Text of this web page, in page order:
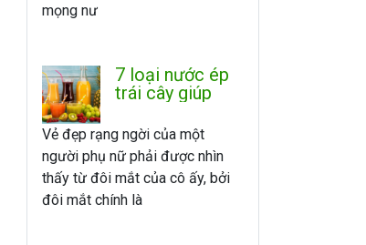
mọng nư
7 loại nước ép
trái cây giúp
anh
Vẻ đẹp rạng ngời của một
người phụ nữ phải được nhìn
thấy từ đôi mắt của cô ấy, bởi
đôi mắt chính là